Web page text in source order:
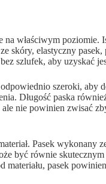
właściwym poziomie.
skóry, elastyczny pasek,
szlufek, aby uzyskać
szeroki, aby
Długość paska
nie powinien zwisać
Pasek wykonany
być równie
materiału, pasek